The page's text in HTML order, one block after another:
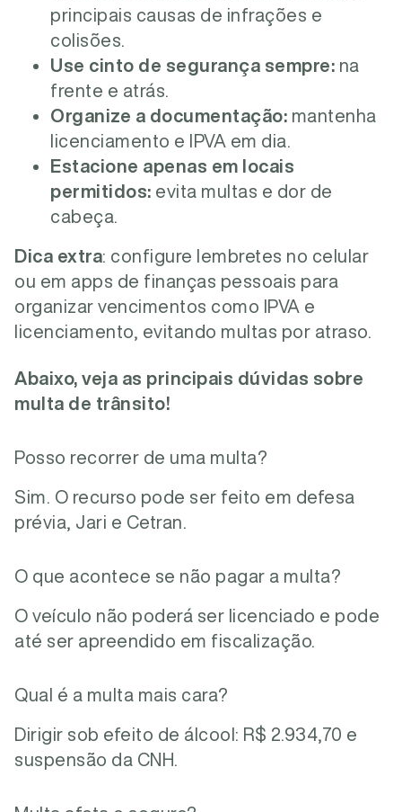
principais causas de infrações e
colisões.
Use cinto de segurança sempre: na
frente e atrás.
Organize a documentação: mantenha
licenciamento e IPVA em dia.
Estacione apenas em locais
permitidos: evita multas e dor de
cabeça.
Dica extra: configure lembretes no celular
ou em apps de finanças pessoais para
organizar vencimentos como IPVA e
licenciamento, evitando multas por atraso.
Abaixo, veja as principais dúvidas sobre
multa de trânsito!
Posso recorrer de uma multa?
Sim. O recurso pode ser feito em defesa
prévia, Jari e Cetran.
O que acontece se não pagar a multa?
O veículo não poderá ser licenciado e pode
até ser apreendido em fiscalização.
Qual é a multa mais cara?
Dirigir sob efeito de álcool: R$ 2.934,70 e
suspensão da CNH.